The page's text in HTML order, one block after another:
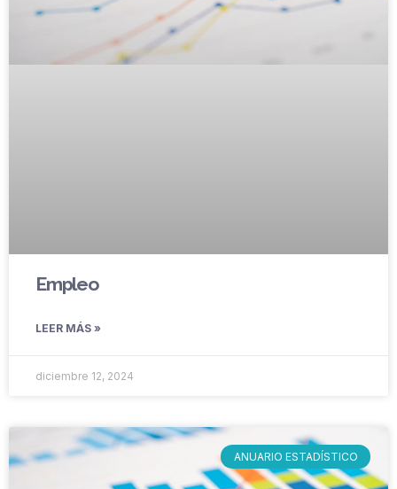
Empleo
LEER MÁS »
diciembre 12, 2024
ANUARIO ESTADÍSTICO